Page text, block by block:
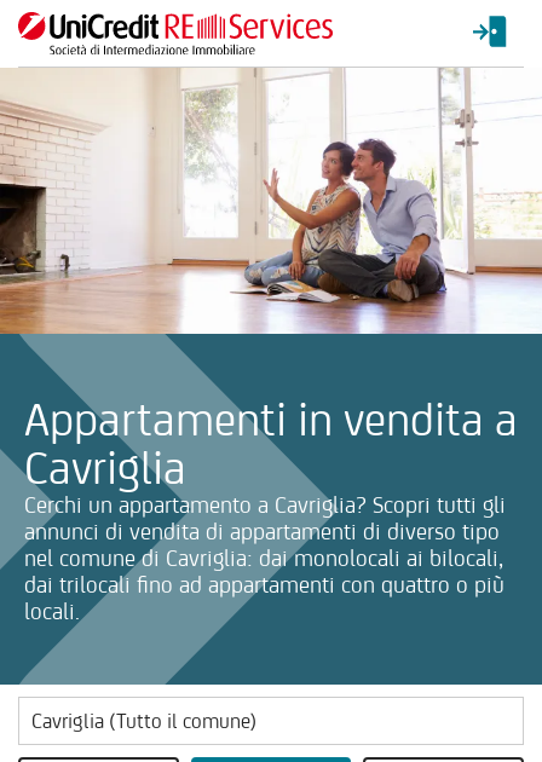
Appartamenti in vendita a
Cavriglia
Cerchi un appartamento a Cavriglia? Scopri tutti gli
annunci di vendita di appartamenti di diverso tipo
nel comune di Cavriglia: dai monolocali ai bilocali,
dai trilocali fino ad appartamenti con quattro o più
locali.
La ricerca verrà inviata automaticamente alla selezione delle